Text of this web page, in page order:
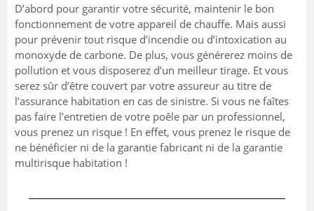
D’abord pour garantir votre sécurité, maintenir le bon
fonctionnement de votre appareil de chauffe. Mais aussi
pour prévenir tout risque d’incendie ou d’intoxication au
monoxyde de carbone. De plus, vous générerez moins de
pollution et vous disposerez d’un meilleur tirage. Et vous
serez sûr d’être couvert par votre assureur au titre de
l’assurance habitation en cas de sinistre. Si vous ne faîtes
pas faire l’entretien de votre poêle par un professionnel,
vous prenez un risque ! En effet, vous prenez le risque de
ne bénéficier ni de la garantie fabricant ni de la garantie
multirisque habitation !